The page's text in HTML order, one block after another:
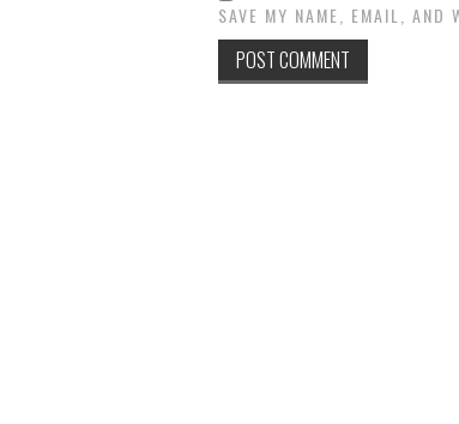
SAVE MY NAME, EMAIL, AND